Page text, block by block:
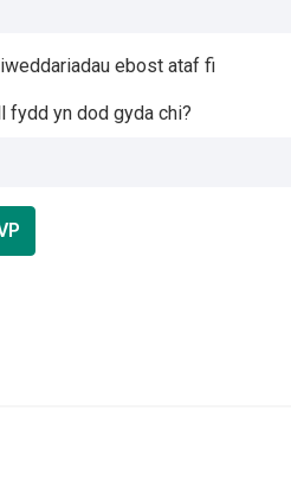
ebost ataf fi
fydd yn dod gyda chi?